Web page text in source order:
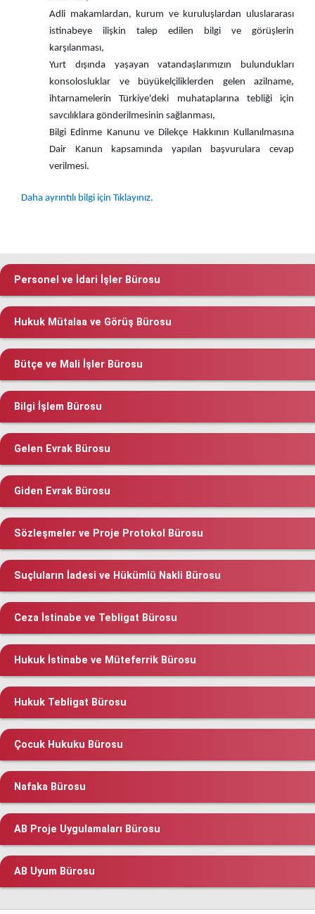
Adli makamlardan, kurum ve kuruluşlardan uluslararası
istinabeye ilişkin talep edilen bilgi ve görüşlerin
karşılanması,
Yurt dışında yaşayan vatandaşlarımızın bulundukları
konsolosluklar ve büyükelçiliklerden gelen azilname,
ihtarnamelerin Türkiye'deki muhataplarına tebliği için
savcılıklara gönderilmesinin sağlanması,
Bilgi Edinme Kanunu ve Dilekçe Hakkının Kullanılmasına
Dair Kanun kapsamında yapılan başvurulara cevap
verilmesi.
Daha ayrıntılı bilgi için Tıklayınız.
Personel ve İdari İşler Bürosu
Hukuk Mütalaa ve Görüş Bürosu
Bütçe ve Mali İşler Bürosu
Bilgi İşlem Bürosu
Gelen Evrak Bürosu
Giden Evrak Bürosu
Sözleşmeler ve Proje Protokol Bürosu
Suçluların İadesi ve Hükümlü Nakli Bürosu
Ceza İstinabe ve Tebligat Bürosu
Hukuk İstinabe ve Müteferrik Bürosu
Hukuk Tebligat Bürosu
Çocuk Hukuku Bürosu
Nafaka Bürosu
AB Proje Uygulamaları Bürosu
AB Uyum Bürosu